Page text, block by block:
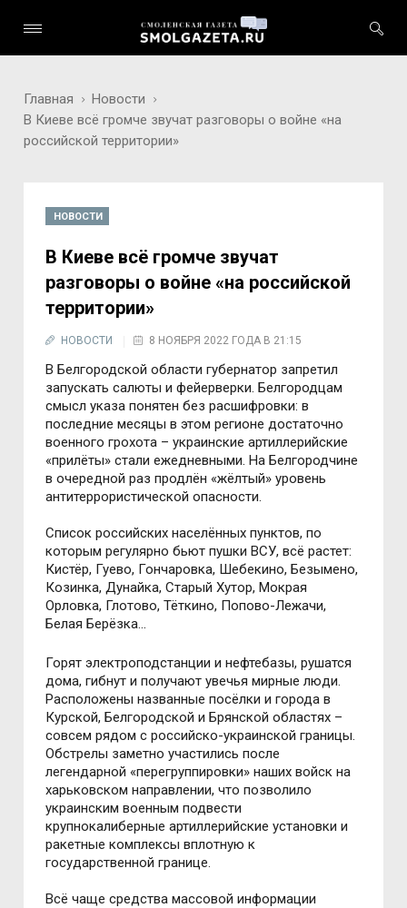
Главная
Новости
В Киеве всё громче звучат разговоры о войне «на
российской территории»
НОВОСТИ
В Киеве всё громче звучат
разговоры о войне «на российской
территории»
НОВОСТИ 8 НОЯБРЯ 2022 ГОДА В 21:15
В Белгородской области губернатор запретил
запускать салюты и фейерверки. Белгородцам
смысл указа понятен без расшифровки: в
последние месяцы в этом регионе достаточно
военного грохота – украинские артиллерийские
«прилёты» стали ежедневными. На Белгородчине
в очередной раз продлён «жёлтый» уровень
антитеррористической опасности.
Список российских населённых пунктов, по
которым регулярно бьют пушки ВСУ, всё растет:
Кистёр, Гуево, Гончаровка, Шебекино, Безымено,
Козинка, Дунайка, Старый Хутор, Мокрая
Орловка, Глотово, Тёткино, Попово-Лежачи,
Белая Берёзка…
Горят электроподстанции и нефтебазы, рушатся
дома, гибнут и получают увечья мирные люди.
Расположены названные посёлки и города в
Курской, Белгородской и Брянской областях –
совсем рядом с российско-украинской границы.
Обстрелы заметно участились после
легендарной «перегруппировки» наших войск на
харьковском направлении, что позволило
украинским военным подвести
крупнокалиберные артиллерийские установки и
ракетные комплексы вплотную к
государственной границе.
Всё чаще средства массовой информации